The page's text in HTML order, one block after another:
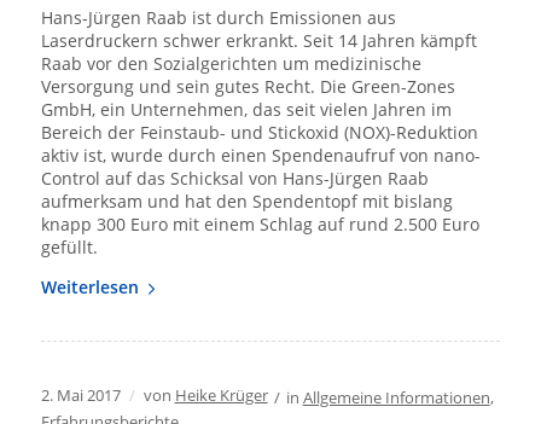
Hans-Jürgen Raab ist durch Emissionen aus
Laserdruckern schwer erkrankt. Seit 14 Jahren kämpft
Raab vor den Sozialgerichten um medizinische
Versorgung und sein gutes Recht. Die Green-Zones
GmbH, ein Unternehmen, das seit vielen Jahren im
Bereich der Feinstaub- und Stickoxid (NOX)-Reduktion
aktiv ist, wurde durch einen Spendenaufruf von nano-
Control auf das Schicksal von Hans-Jürgen Raab
aufmerksam und hat den Spendentopf mit bislang
knapp 300 Euro mit einem Schlag auf rund 2.500 Euro
gefüllt.
Weiterlesen
2. Mai 2017 / von Heike Krüger / in Allgemeine Informationen,